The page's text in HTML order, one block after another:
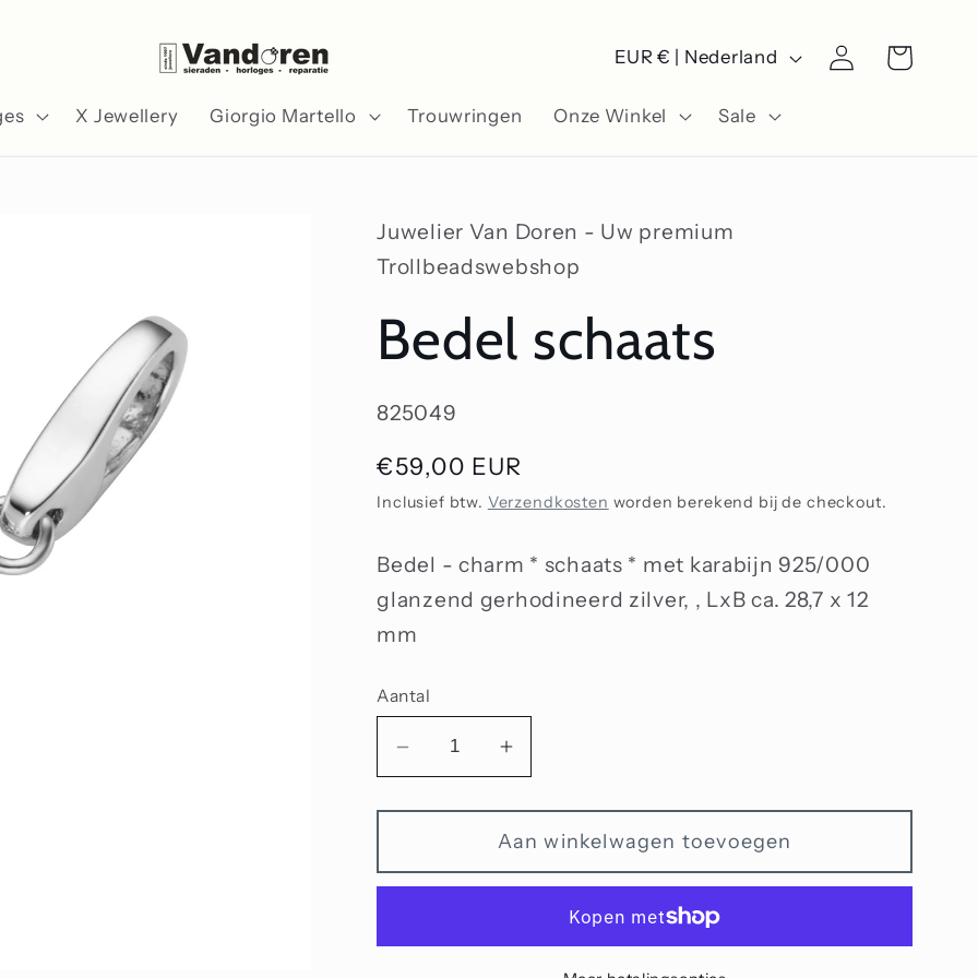
X Jewellery Giorgio Martello Trouwringen Onze Winkel Sale
L
n
/
g
EUR € | Nederland InloggenWinkelwagen
Juwelier Van Doren - Uw premium
Trollbeadswebshop
Bedel schaats
SKU:
825049
Normale
prijs
€59,00 EUR
Inclusief btw. Verzendkosten worden berekend bij de checkout.
Bedel - charm * schaats * met karabijn 925/000
glanzend gerhodineerd zilver, , LxB ca. 28,7 x 12
mm
Aantal
Aantal
voor
schaats
Aantal
voor
Bedel
schaats
Aan winkelwagen toevoegen